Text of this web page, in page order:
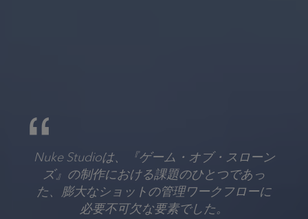
Nuke Studioは、『ゲーム・オブ・スローン
ズ』の制作における課題のひとつであっ
た、膨大なショットの管理ワークフローに
必要不可欠な要素でした。